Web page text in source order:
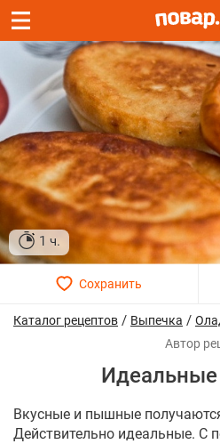
1 ч.
Каталог рецептов / Выпечка /
Вкусные и пышные
Действительно идеальные. С